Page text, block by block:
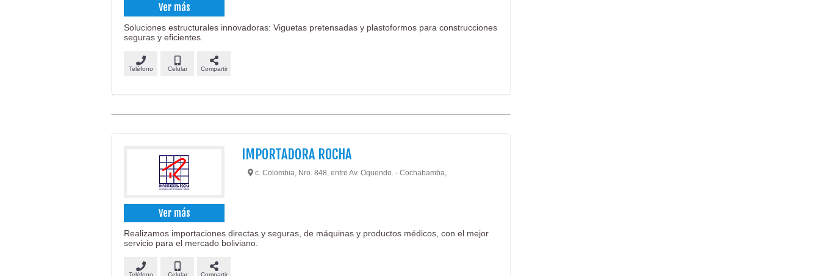
Ver más
Soluciones estructurales innovadoras: Viguetas pretensadas y plastoformos para construcciones
seguras y eficientes.
Teléfono Celular Compartir
Ver más
IMPORTADORA ROCHA
c. Colombia, Nro. 848, entre Av. Oquendo. - Cochabamba,
Realizamos importaciones directas y seguras, de máquinas y productos médicos, con el mejor
servicio para el mercado boliviano.
Teléfono Celular Compartir